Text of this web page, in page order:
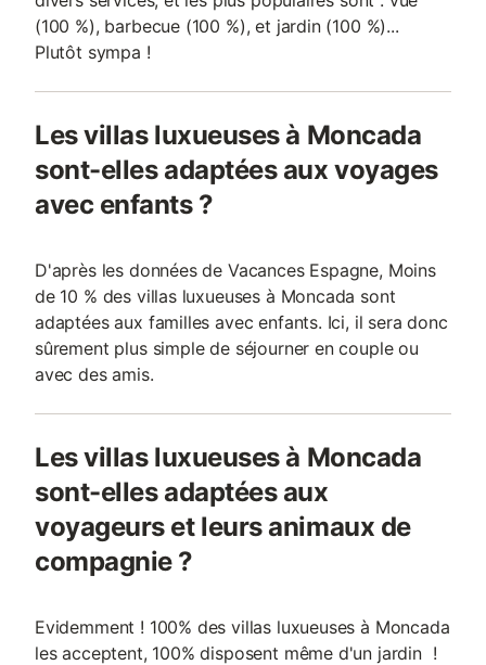
(100 %), barbecue (100 %), et jardin (100 %)...
Plutôt sympa !
Les villas luxueuses à Moncada
sont-elles adaptées aux voyages
avec enfants ?
D'après les données de Vacances Espagne, Moins
de 10 % des villas luxueuses à Moncada sont
adaptées aux familles avec enfants. Ici, il sera donc
sûrement plus simple de séjourner en couple ou
avec des amis.
Les villas luxueuses à Moncada
sont-elles adaptées aux
voyageurs et leurs animaux de
compagnie ?
Evidemment ! 100% des villas luxueuses à Moncada
les acceptent, 100% disposent même d'un jardin !